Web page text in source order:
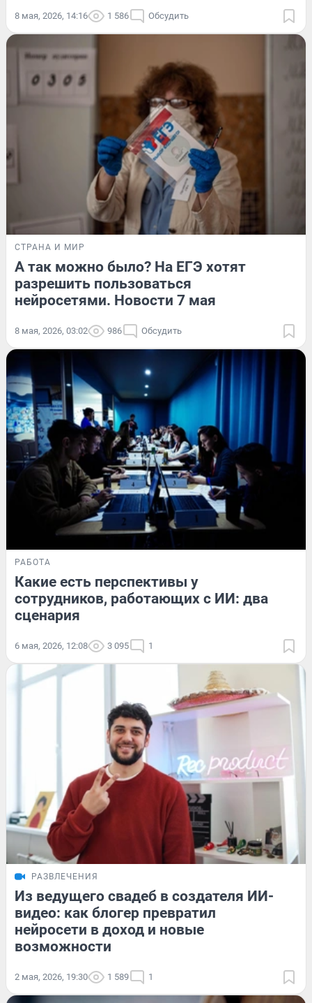
8 мая, 2026, 14:16 1 586 Обсудить
СТРАНА И МИР
А так можно было? На ЕГЭ хотят
разрешить пользоваться
нейросетями. Новости 7 мая
8 мая, 2026, 03:02 986 Обсудить
РАБОТА
Какие есть перспективы у
сотрудников, работающих с ИИ: два
сценария
6 мая, 2026, 12:08 3 095 1
РАЗВЛЕЧЕНИЯ
Из ведущего свадеб в создателя ИИ-
видео: как блогер превратил
нейросети в доход и новые
возможности
2 мая, 2026, 19:30 1 589 1